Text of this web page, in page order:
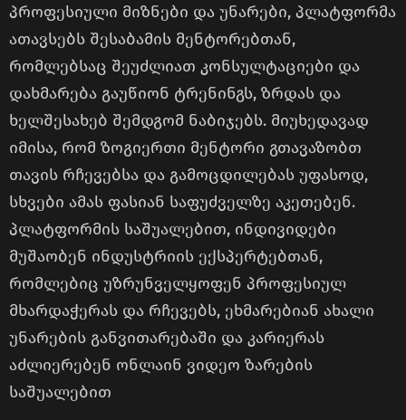
პროფესიული მიზნები და უნარები, პლატფორმა
ათავსებს შესაბამის მენტორებთან,
რომლებსაც შეუძლიათ კონსულტაციები და
დახმარება გაუწიონ ტრენინგს, ზრდას და
ხელშესახებ შემდგომ ნაბიჯებს. მიუხედავად
იმისა, რომ ზოგიერთი მენტორი გთავაზობთ
თავის რჩევებსა და გამოცდილებას უფასოდ,
სხვები ამას ფასიან საფუძველზე აკეთებენ.
პლატფორმის საშუალებით, ინდივიდები
მუშაობენ ინდუსტრიის ექსპერტებთან,
რომლებიც უზრუნველყოფენ პროფესიულ
მხარდაჭერას და რჩევებს, ეხმარებიან ახალი
უნარების განვითარებაში და კარიერას
აძლიერებენ ონლაინ ვიდეო ზარების
საშუალებით